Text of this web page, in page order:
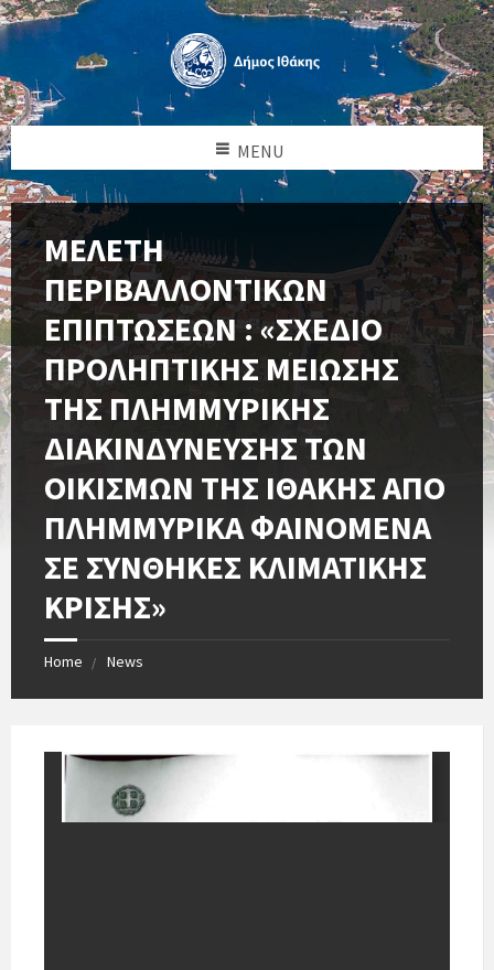
MENU
ΜΕΛΕΤΗ
ΠΕΡΙΒΑΛΛΟΝΤΙΚΩΝ
ΕΠΙΠΤΩΣΕΩΝ : «ΣΧΕΔΙΟ
ΠΡΟΛΗΠΤΙΚΗΣ ΜΕΙΩΣΗΣ
ΤΗΣ ΠΛΗΜΜΥΡΙΚΗΣ
ΔΙΑΚΙΝΔΥΝΕΥΣΗΣ ΤΩΝ
ΟΙΚΙΣΜΩΝ ΤΗΣ ΙΘΑΚΗΣ ΑΠΟ
ΠΛΗΜΜΥΡΙΚΑ ΦΑΙΝΟΜΕΝΑ
ΣΕ ΣΥΝΘΗΚΕΣ ΚΛΙΜΑΤΙΚΗΣ
ΚΡΙΣΗΣ»
Home News